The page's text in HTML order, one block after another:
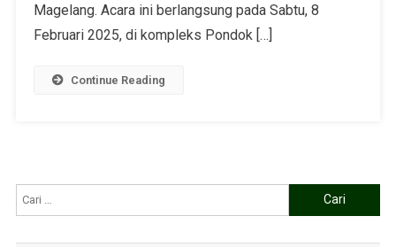
Magelang. Acara ini berlangsung pada Sabtu, 8
Februari 2025, di kompleks Pondok […]
Continue Reading